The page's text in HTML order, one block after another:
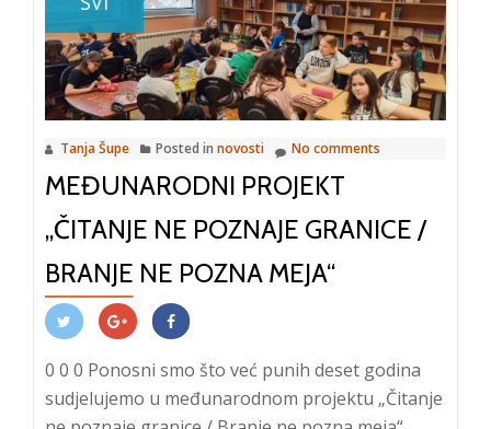
Centar
Tanja Šupe Posted in novosti No comments
MEĐUNARODNI PROJEKT
„ČITANJE NE POZNAJE GRANICE /
BRANJE NE POZNA MEJA“
0 0 0 Ponosni smo što već punih deset godina
sudjelujemo u međunarodnom projektu „Čitanje